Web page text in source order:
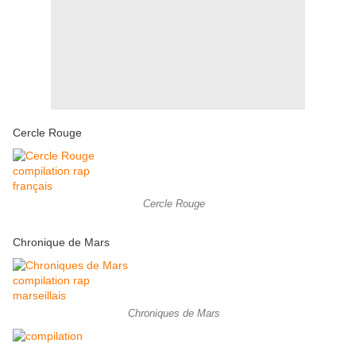
Cercle Rouge
Cercle Rouge
Chronique de Mars
Chroniques de Mars